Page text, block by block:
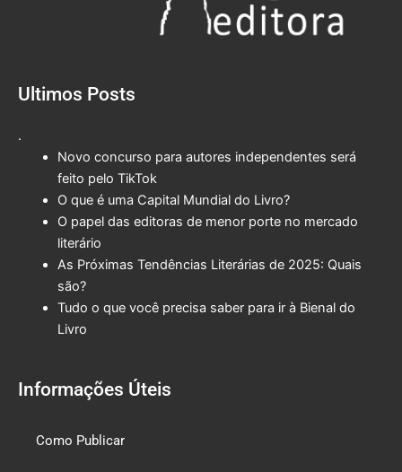
Ultimos Posts
.
Novo concurso para autores independentes será
feito pelo TikTok
O que é uma Capital Mundial do Livro?
O papel das editoras de menor porte no mercado
literário
As Próximas Tendências Literárias de 2025: Quais
são?
Tudo o que você precisa saber para ir à Bienal do
Livro
Informações Úteis
Como Publicar